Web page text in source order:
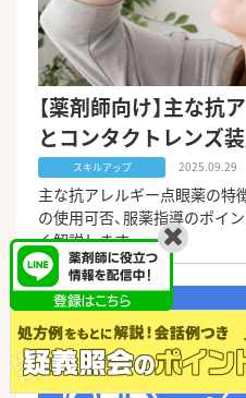
【薬剤師向け】主な
とコンタクトレンズ
スキルアップ 2025.09.29
主な抗アレルギー点眼薬の特
の使用可否、服薬指導のポイ
く解説します。